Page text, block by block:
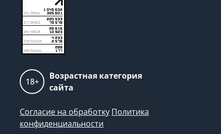
18+
Возрастная категория
сайта
Согласие на обработку Политика
конфиденциальности